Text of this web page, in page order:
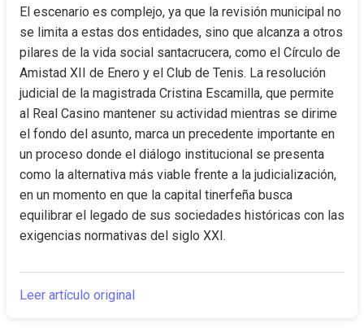
El escenario es complejo, ya que la revisión municipal no
se limita a estas dos entidades, sino que alcanza a otros
pilares de la vida social santacrucera, como el Círculo de
Amistad XII de Enero y el Club de Tenis. La resolución
judicial de la magistrada Cristina Escamilla, que permite
al Real Casino mantener su actividad mientras se dirime
el fondo del asunto, marca un precedente importante en
un proceso donde el diálogo institucional se presenta
como la alternativa más viable frente a la judicialización,
en un momento en que la capital tinerfeña busca
equilibrar el legado de sus sociedades históricas con las
exigencias normativas del siglo XXI.
Leer artículo original